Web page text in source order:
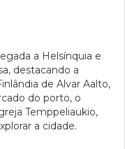
a Helsínquia e
destacando a
de Alvar Aalto,
do porto, o
Temppeliaukio,
a cidade.